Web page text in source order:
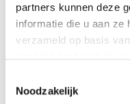
partners kunnen deze
informatie die u aan ze
verzameld op basis
Noodzakelijk